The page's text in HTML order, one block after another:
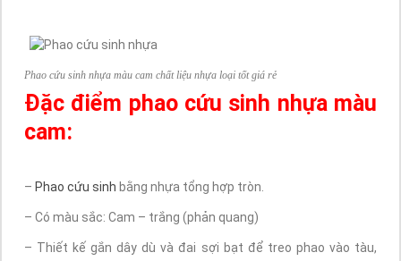
Phao cứu sinh nhựa màu cam chất liệu nhựa loại tốt giá rẻ
Đặc điểm phao cứu sinh nhựa màu
cam:
– Phao cứu sinh bằng nhựa tổng hợp tròn.
– Có màu sắc: Cam – trắng (phản quang)
– Thiết kế gắn dây dù và đai sợi bạt để treo phao vào tàu,